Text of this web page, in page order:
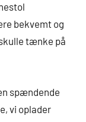
bekvemt og
tænke på
spændende
vi oplader